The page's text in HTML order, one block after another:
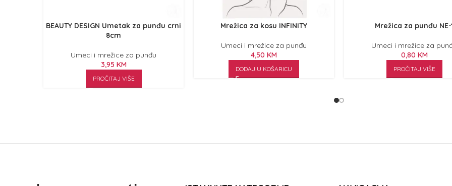
BEAUTY DESIGN Umetak za punđu crni
8cm
Umeci i mrežice za punđu
3,95 KM
PROČITAJ VIŠE
Mrežica za kosu INFINITY
Umeci i mrežice za punđu
4,50 KM
DODAJ U KOŠARICU
Mrežica za punđu NE-
Umeci i mrežice za
0,80 KM
PROČITAJ VIŠE